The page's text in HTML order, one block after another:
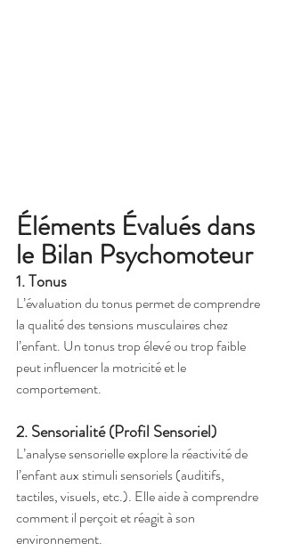
Éléments Évalués dans
le Bilan Psychomoteur
1. Tonus
L’évaluation du tonus permet de comprendre
la qualité des tensions musculaires chez
l’enfant. Un tonus trop élevé ou trop faible
peut influencer la motricité et le
comportement.
2. Sensorialité (Profil Sensoriel)
L’analyse sensorielle explore la réactivité de
l’enfant aux stimuli sensoriels (auditifs,
tactiles, visuels, etc.). Elle aide à comprendre
comment il perçoit et réagit à son
environnement.